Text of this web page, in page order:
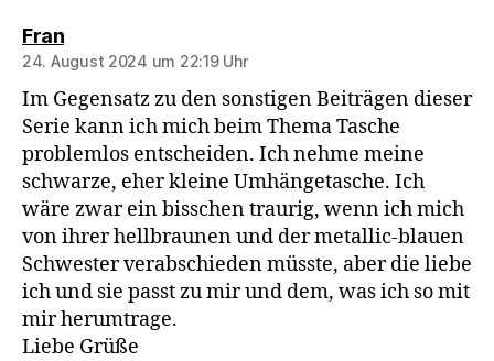
Fransagt:
24. August 2024 um 22:19 Uhr
Im Gegensatz zu den sonstigen Beiträgen dieser
Serie kann ich mich beim Thema Tasche
problemlos entscheiden. Ich nehme meine
schwarze, eher kleine Umhängetasche. Ich
wäre zwar ein bisschen traurig, wenn ich mich
von ihrer hellbraunen und der metallic-blauen
Schwester verabschieden müsste, aber die liebe
ich und sie passt zu mir und dem, was ich so mit
mir herumtrage.
Liebe Grüße